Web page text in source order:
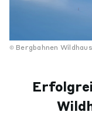
Bergbahnen Wildhaus